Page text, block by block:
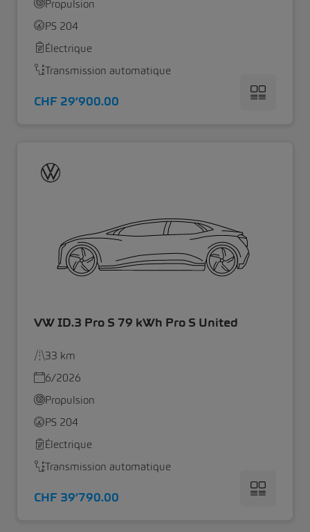
Propulsion
PS 204
Électrique
Transmission automatique
CHF 29’900.00
VW ID.3 Pro S 79 kWh Pro S United
33 km
6/2026
Propulsion
PS 204
Électrique
Transmission automatique
CHF 39’790.00